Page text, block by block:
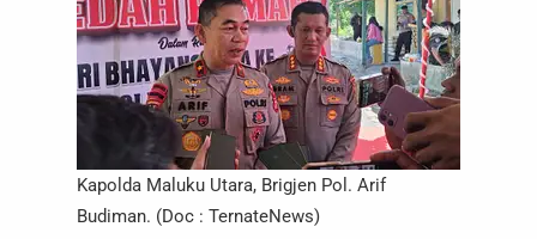
Kapolda Maluku Utara, Brigjen Pol. Arif
Budiman. (Doc : TernateNews)